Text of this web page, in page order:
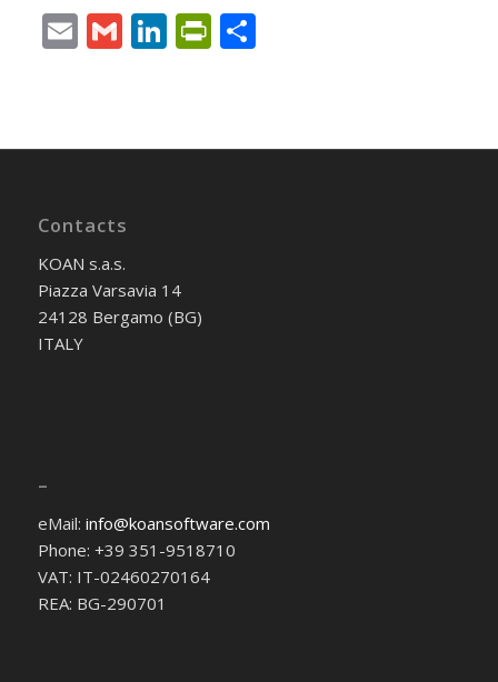
EmailGmailLinkedIn
PrintFriendly
Share
Contacts
KOAN s.a.s.
Piazza Varsavia 14
24128 Bergamo (BG)
ITALY
–
eMail: info@koansoftware.com
Phone: +39 351-9518710
VAT: IT-02460270164
REA: BG-290701